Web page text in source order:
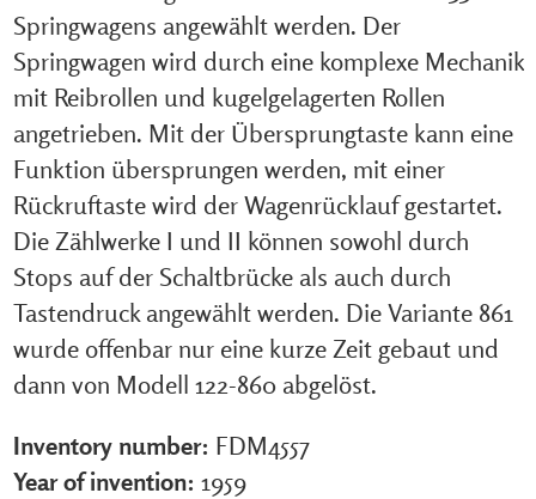
Springwagens angewählt werden. Der
Springwagen wird durch eine komplexe Mechanik
mit Reibrollen und kugelgelagerten Rollen
angetrieben. Mit der Übersprungtaste kann eine
Funktion übersprungen werden, mit einer
Rückruftaste wird der Wagenrücklauf gestartet.
Die Zählwerke I und II können sowohl durch
Stops auf der Schaltbrücke als auch durch
Tastendruck angewählt werden. Die Variante 861
wurde offenbar nur eine kurze Zeit gebaut und
dann von Modell 122-860 abgelöst.
Inventory number: FDM4557
Year of invention: 1959